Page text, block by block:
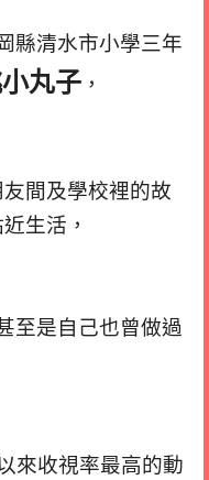
縣清水市小學三年
丸子，
間及學校裡的故
生活，
至是自己也曾做過
來收視率最高的動